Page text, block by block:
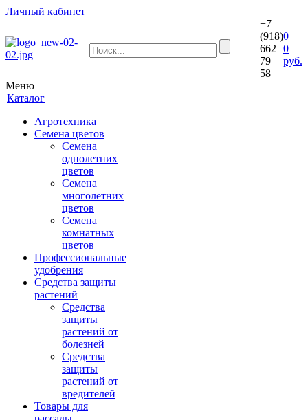
Личный кабинет
+7
(918)
662
79
58
0
0
руб.
Меню
Каталог
Агротехника
Семена цветов
Семена
однолетних
цветов
Семена
многолетних
цветов
Семена
комнатных
цветов
Профессиональные
удобрения
Средства защиты
растений
Средства
защиты
растений от
болезней
Средства
защиты
растений от
вредителей
Товары для